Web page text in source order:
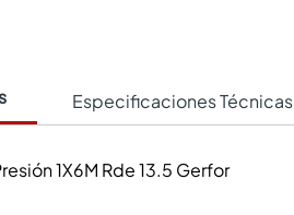
Especificaciones Técnicas
1X6M Rde 13.5 Gerfor